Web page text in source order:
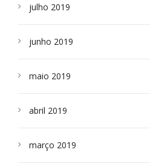
julho 2019
junho 2019
maio 2019
abril 2019
março 2019